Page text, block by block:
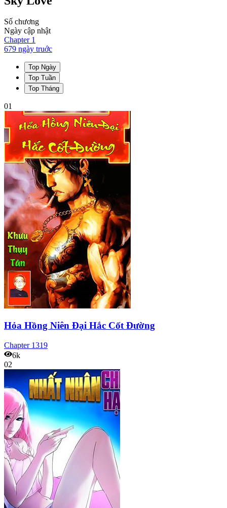
Số chương
Ngày cập nhật
Chapter 1
679 ngày truớc
Top Ngày
Top Tuần
Top Tháng
01
Hỏa Hồng Niên Đại Hắc Cốt Đường
Chapter 1319
6k
02